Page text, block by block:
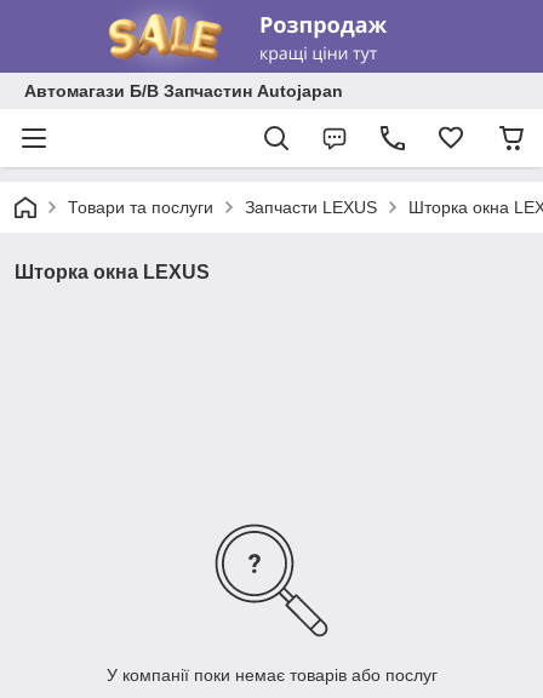
Автомагази Б/В Запчастин Autojapan
Товари та послуги Запчасти LEXUS Шторка окна
Шторка окна LEXUS
У компанії поки немає товарів або послуг